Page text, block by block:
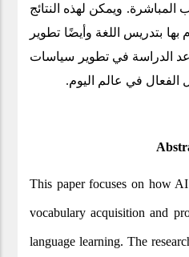
المباشرة. ويمكن لهذه النتائج
بتدريس اللغة وأيضًا تطوير
الدراسة في تطوير سياسات
الفعال في عالم اليوم.
This paper focuses on how
vocabulary acquisition and
language learning. The